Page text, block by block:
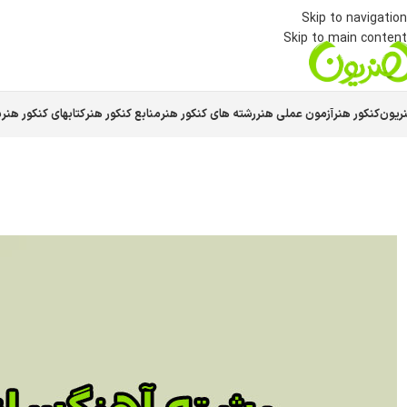
Skip to navigation
Skip to main content
کنکور هنرآزمون عملی هنررشته های کنکور هنرمنابع کنکور هنرکتابهای کنکور هنر